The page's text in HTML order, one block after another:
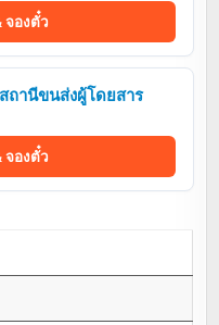
จองตั๋ว
สถานีขนส่งผู้โดยสาร
จองตั๋ว